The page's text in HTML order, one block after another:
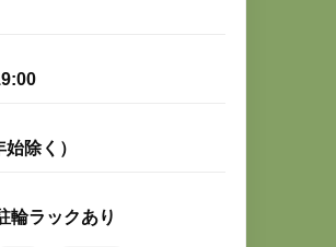
除く）
輪ラックあり